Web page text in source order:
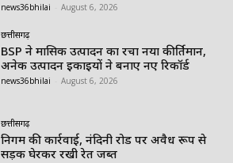
news36bhilai August 6, 2026
छत्तीसगढ़
BSP ने मासिक उत्पादन का रचा नया कीर्तिमान,
अनेक उत्पादन इकाइयों ने बनाए नए रिकॉर्ड
news36bhilai August 6, 2026
छत्तीसगढ़
निगम की कार्रवाई, नंदिनी रोड पर अवैध रूप से
सड़क घेरकर रखी रेत जब्त